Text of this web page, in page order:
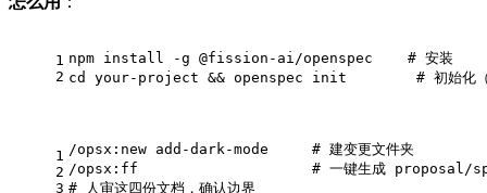
1
2
npm install -g @fission-ai/openspec # 安装
cd
your-project && openspec init # 初始化
1
2
3
/opsx:new add-dark-mode     # 建变更文件夹
/opsx:ff                    # 一键生成 proposal/
# 人审这四份文档，确认边界